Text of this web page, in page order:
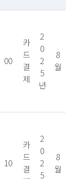
00
카
드
결
제
2
0
2
5
년
8
월
10
카
드
결
2
0
2
5
8
월